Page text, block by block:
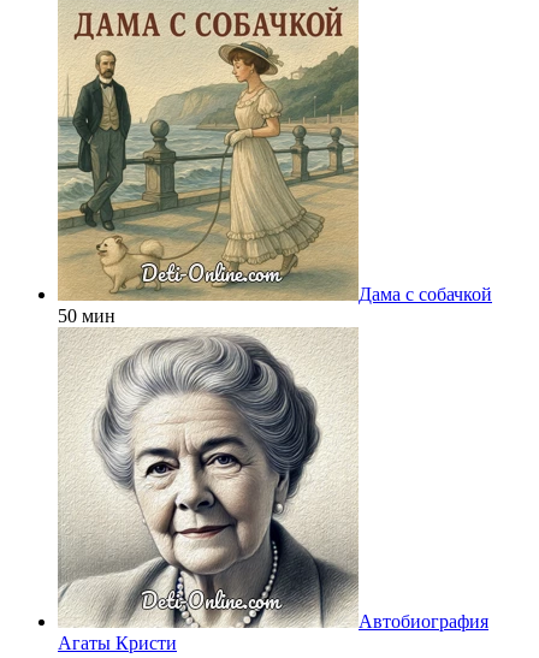
Дама с собачкой
50 мин
Автобиография
Агаты Кристи